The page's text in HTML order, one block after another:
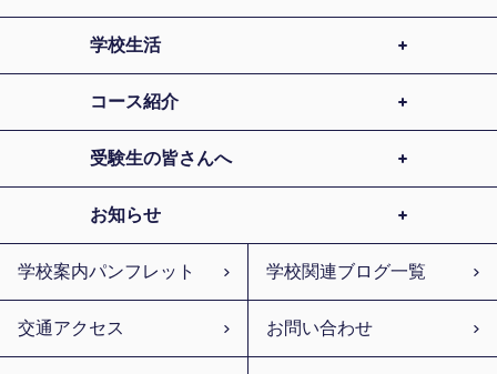
学校生活
コース紹介
受験生の皆さんへ
お知らせ
学校案内パンフレット 学校関連ブログ一覧
交通アクセス お問い合わせ